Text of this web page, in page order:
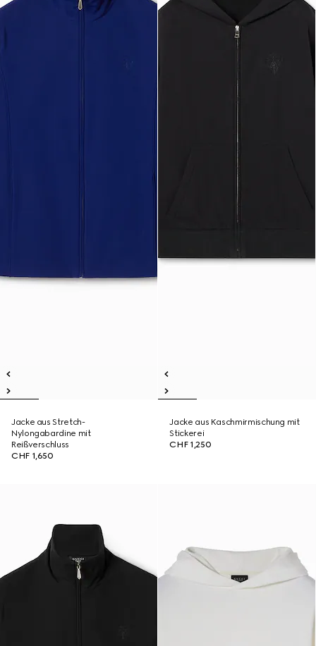
Jacke aus Stretch-
Nylongabardine mit
Reißverschluss
CHF 1,650
Jacke aus Kaschmirmischung mit
Stickerei
CHF 1,250